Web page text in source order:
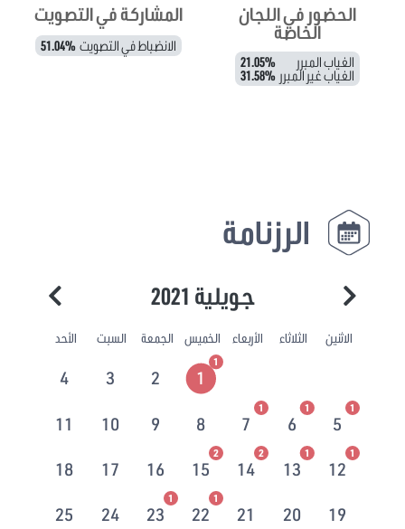
الحضور في اللجان
الخاصة
الغياب المبرر 21.05%
الغياب غير المبرر 31.58%
المشاركة في التصويت
الانضباط في التصويت 51.04%
الرزنامة
جويلية 2021
الاثنين الثلاثاء الأربعاء الخميس الجمعة السبت الأحد
1
1
2
3
4
5
1
6
1
7
1
8
9
10
11
12
1
13
1
14
2
15
2
16
17
18
19
20
21
22
1
23
1
24
25